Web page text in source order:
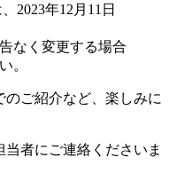
2023年12月11日
なく変更する場合
。
ご紹介など、楽しみに
者にご連絡くださいま